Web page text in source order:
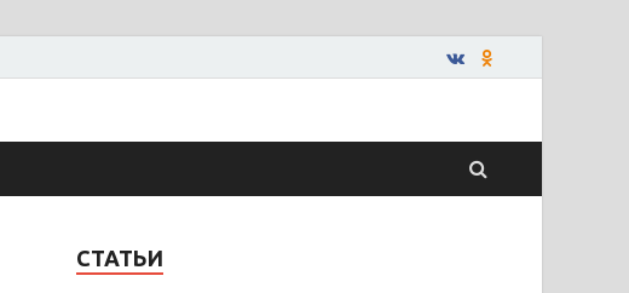
СТАТЬИ